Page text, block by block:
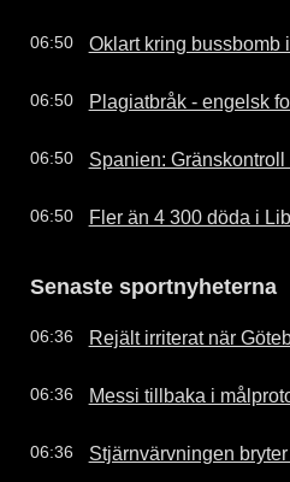
06:50 Oklart kring bussbomb
06:50 Plagiatbråk - engelsk
06:50 Spanien: Gränskontroll
06:50 Fler än 4 300 döda i
Senaste sportnyheterna
06:36 Rejält irriterat när
06:36 Messi tillbaka i
06:36 Stjärnvärvningen